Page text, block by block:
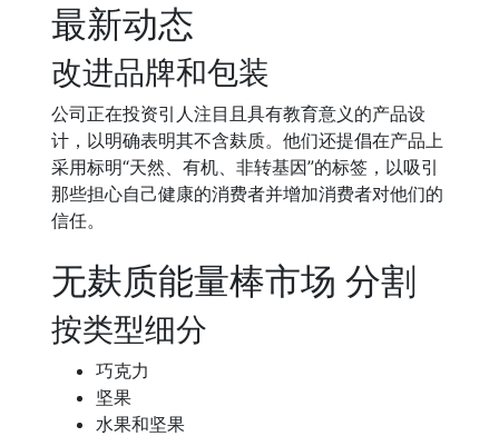
最新动态
改进品牌和包装
公司正在投资引人注目且具有教育意义的产品设
计，以明确表明其不含麸质。他们还提倡在产品上
采用标明“天然、有机、非转基因”的标签，以吸引
那些担心自己健康的消费者并增加消费者对他们的
信任。
无麸质能量棒市场 分割
按类型细分
巧克力
坚果
水果和坚果